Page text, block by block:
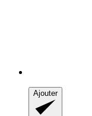
Ajouter